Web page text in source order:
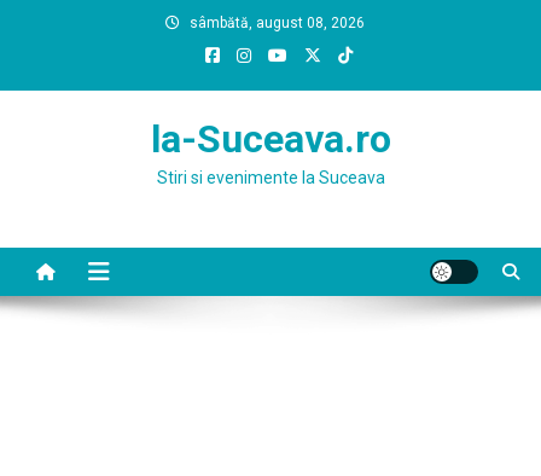
sâmbătă, august 08, 2026
la-Suceava.ro
Stiri si evenimente la Suceava